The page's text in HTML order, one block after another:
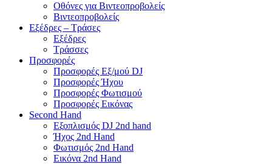
Οθόνες για Βιντεοπροβολείς
Βιντεοπροβολείς
Εξέδρες – Τράσες
Εξέδρες
Τράσσες
Προσφορές
Προσφορές Εξ/μού DJ
Προσφορές Ήχου
Προσφορές Φωτισμού
Προσφορές Εικόνας
Second Hand
Εξοπλισμός DJ 2nd hand
Ήχος 2nd Hand
Φωτισμός 2nd Hand
Εικόνα 2nd Hand